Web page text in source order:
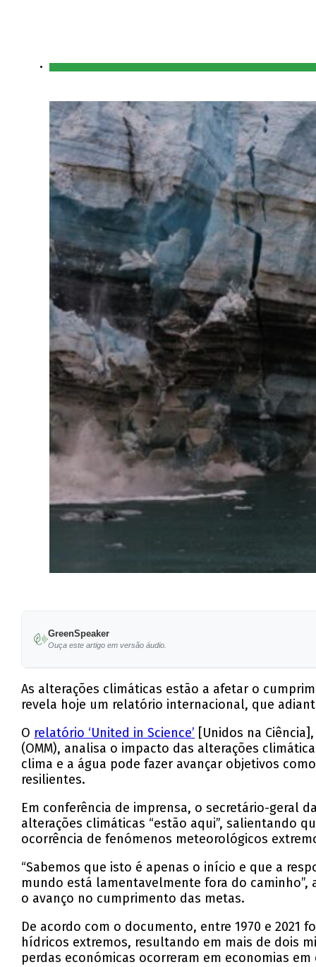
GreenSpeaker
Ouça este artigo em versão áudio.
As alterações climáticas estão a afetar o
revela hoje um relatório internacional, que
O relatório ‘United in Science’ [Unidos na
(OMM), analisa o impacto das alterações
clima e a água pode fazer avançar objetivos
resilientes.
Em conferência de imprensa, o secretário-geral
alterações climáticas “estão aqui”, salientando
ocorrência de fenómenos meteorológicos
“Sabemos que isto é apenas o início e que a
mundo está lamentavelmente fora do caminho”,
o avanço no cumprimento das metas.
De acordo com o documento, entre 1970 e 2021
hídricos extremos, resultando em mais de dois
perdas económicas ocorreram em economias